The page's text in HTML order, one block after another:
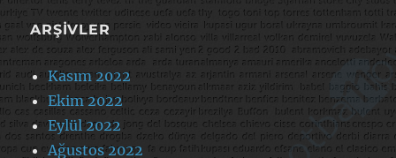
ARŞIVLER
Kasım 2022
Ekim 2022
Eylül 2022
Ağustos 2022